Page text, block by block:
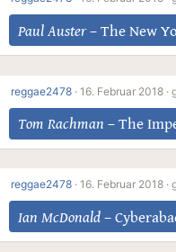
Paul Auster– The New
reggae2478 · 16. Februar 2018 ·
Tom Rachman – The
reggae2478 · 16. Februar 2018 ·
Ian McDonald –